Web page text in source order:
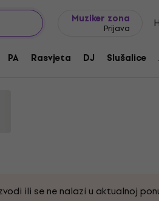
Muziker zona
Prijava
PA Rasvjeta DJ Slušalice
od vjetra
ili se ne nalazi u aktualnoj